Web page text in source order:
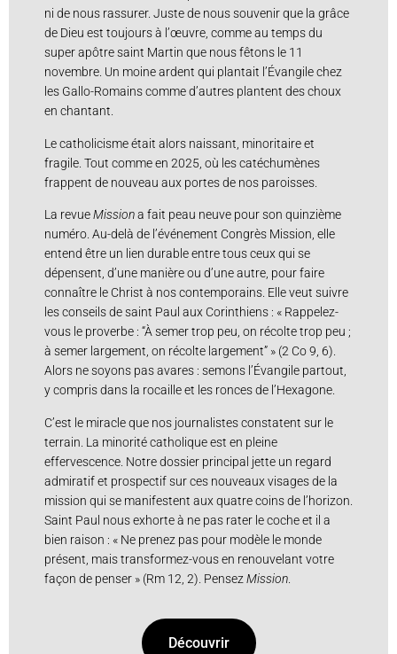
ni de nous rassurer. Juste de nous souvenir que la grâce
de Dieu est toujours à l’œuvre, comme au temps du
super apôtre saint Martin que nous fêtons le 11
novembre. Un moine ardent qui plantait l’Évangile chez
les Gallo-Romains comme d’autres plantent des choux
en chantant.
Le catholicisme était alors naissant, minoritaire et
fragile. Tout comme en 2025, où les catéchumènes
frappent de nouveau aux portes de nos paroisses.
La revueMissiona fait peau neuve pour son quinzième
numéro. Au-delà de l’événement Congrès Mission, elle
entend être un lien durable entre tous ceux qui se
dépensent, d’une manière ou d’une autre, pour faire
connaître le Christ à nos contemporains. Elle veut suivre
les conseils de saint Paul aux Corinthiens : « Rappelez-
vous le proverbe : “À semer trop peu, on récolte trop peu ;
à semer largement, on récolte largement” » (2 Co 9, 6).
Alors ne soyons pas avares : semons l’Évangile partout,
y compris dans la rocaille et les ronces de l’Hexagone.
C’est le miracle que nos journalistes constatent sur le
terrain. La minorité catholique est en pleine
effervescence. Notre dossier principal jette un regard
admiratif et prospectif sur ces nouveaux visages de la
mission qui se manifestent aux quatre coins de l’horizon.
Saint Paul nous exhorte à ne pas rater le coche et il a
bien raison : « Ne prenez pas pour modèle le monde
présent, mais transformez-vous en renouvelant votre
façon de penser » (Rm 12, 2). Pensez Mission
Découvrir